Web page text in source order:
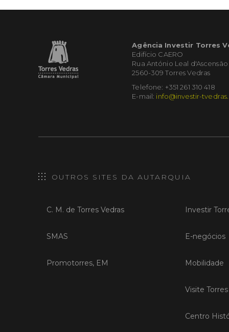
Agência Investir Torres
Edifício CAERO
Rua António Leal d'Ascensão
2560-309 Torres Vedras
Telefone: +351 261 310 418
E-mail: info@investir-
OUTROS SITES DA AUTARQUIA
C. M. de Torres Vedras
SMAS
Promotorres, EM
Investir
E-negócios
Mobilidade
Visite
Centro